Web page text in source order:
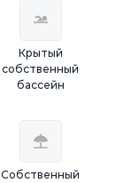
Крытый
собственный
бассейн
Собственный